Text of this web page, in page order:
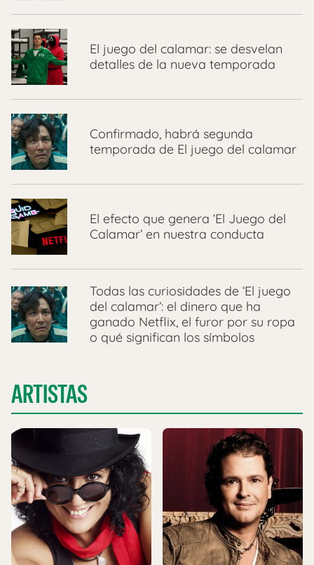
El juego del calamar: se desvelan
detalles de la nueva temporada
Confirmado, habrá segunda
temporada de El juego del calamar
El efecto que genera ‘El Juego del
Calamar’ en nuestra conducta
Todas las curiosidades de ‘El juego
del calamar’: el dinero que ha
ganado Netflix, el furor por su ropa
o qué significan los símbolos
ARTISTAS